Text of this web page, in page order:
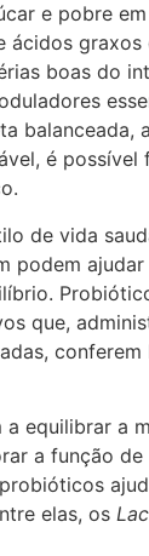
e pobre
ácidos
boas do
balanceada,
é possível
de vida
podem ajudar
que,
conferem
a equilibrar a
a função de
elas, os